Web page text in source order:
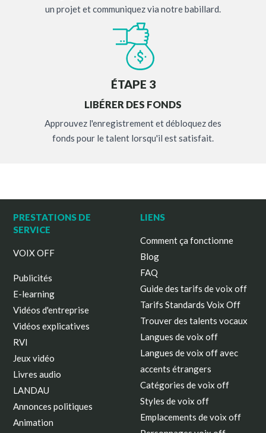
un projet et communiquez via notre babillard.
ÉTAPE 3
LIBÉRER DES FONDS
Approuvez l'enregistrement et débloquez des
fonds pour le talent lorsqu'il est satisfait.
PRESTATIONS DE
SERVICE
VOIX OFF
Publicités
E-learning
Vidéos d'entreprise
Vidéos explicatives
RVI
Jeux vidéo
Livres audio
LANDAU
Annonces politiques
Animation
LIENS
Comment ça fonctionne
Blog
FAQ
Guide des tarifs de voix off
Tarifs Standards Voix Off
Trouver des talents vocaux
Langues de voix off
Langues de voix off avec
accents étrangers
Catégories de voix off
Styles de voix off
Emplacements de voix off